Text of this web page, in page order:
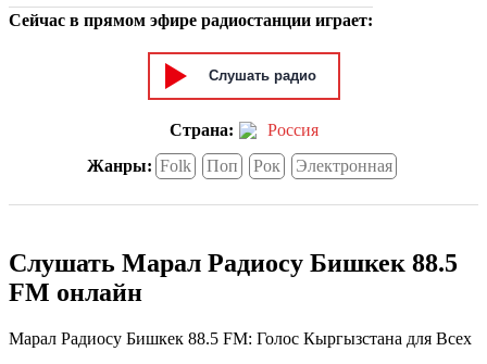
Сейчас в прямом эфире радиостанции играет:
Страна:
Россия
Жанры: Folk Поп Рок Электронная
Слушать радио
Слушать Марал Радиосу Бишкек 88.5
FM онлайн
Марал Радиосу Бишкек 88.5 FM: Голос Кыргызстана для Всех